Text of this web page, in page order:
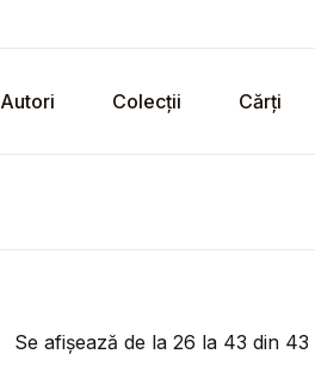
Autori Colecții Cărți
Se afișează de la 26 la 43 din 43